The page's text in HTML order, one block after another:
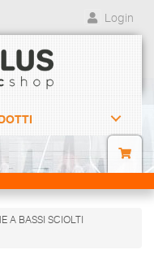
Login
A BASSI SCIOLTI